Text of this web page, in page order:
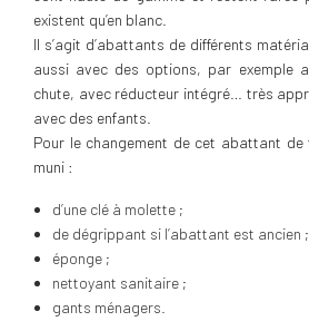
existent qu’en blanc.
Il s’agit d’abattants de différents
aussi avec des options, par exemple
chute, avec réducteur intégré… très
avec des enfants.
Pour le changement de cet abattant
muni :
d’une clé à molette ;
de dégrippant si l’abattant est ancien ;
éponge ;
nettoyant sanitaire ;
gants ménagers.